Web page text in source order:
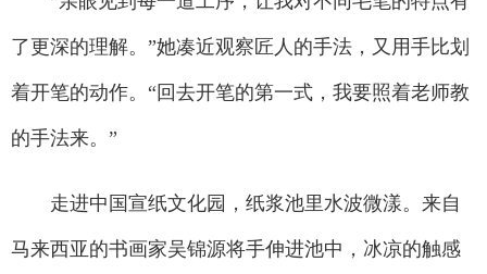
了更深的理解。”她凑近观察匠人的手法，又用手比划
着开笔的动作。“回去开笔的第一式，我要照着老师教
的手法来。”
走进中国宣纸文化园，纸浆池里水波微漾。来自
马来西亚的书画家吴锦源将手伸进池中，冰凉的触感